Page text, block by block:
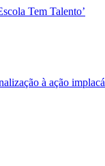
Tem Talento’
à ação